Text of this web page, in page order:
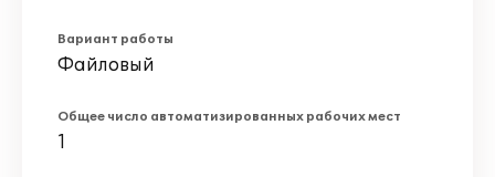
Вариант работы
Файловый
Общее число автоматизированных рабочих мест
1